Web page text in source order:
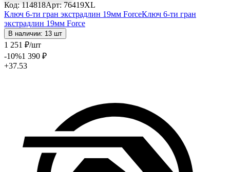
Код: 114818Арт: 76419XL
Ключ 6-ти гран экстрадлин 19мм ForceКлюч 6-ти гран
экстрадлин 19мм Force
В наличии: 13 шт
1 251 ₽/шт
-10%1 390 ₽
+37.53